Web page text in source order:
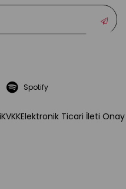
Spotify
KVKKElektronik Ticari İleti